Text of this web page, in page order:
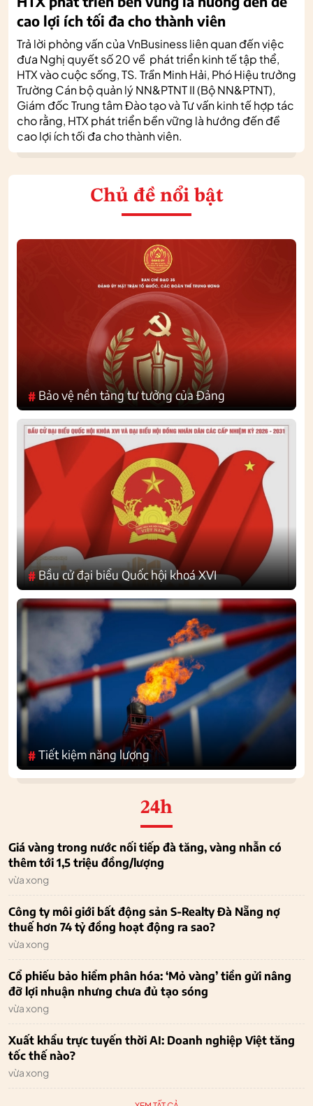
cao lợi ích tối đa cho thành viên
Trả lời phỏng vấn củaVnBusinessliên quan đến việc
đưa Nghị quyết số 20 về phát triển kinh tế tập thể,
HTX vào cuộc sống, TS. Trần Minh Hải, Phó Hiệu trưởng
Trường Cán bộ quản lý NN&PTNT II (Bộ NN&PTNT),
Giám đốc Trung tâm Đào tạo và Tư vấn kinh tế hợp tác
cho rằng, HTX phát triển bền vững là hướng đến đề
cao lợi ích tối đa cho thành viên.
Chủ đề nổi bật
# Bảo vệ nền tảng tư tưởng của Đảng
#Bầu cử đại biểu Quốc hội khoá XVI
#Tiết kiệm năng lượng
24h
Giá vàng trong nước nối tiếp đà tăng, vàng nhẫn có
thêm tới 1,5 triệu đồng/lượng
vừa xong
Công ty môi giới bất động sản S-Realty Đà Nẵng nợ
thuế hơn 74 tỷ đồng hoạt động ra sao?
vừa xong
Cổ phiếu bảo hiểm phân hóa: ‘Mỏ vàng’ tiền gửi nâng
đỡ lợi nhuận nhưng chưa đủ tạo sóng
vừa xong
Xuất khẩu trực tuyến thời AI: Doanh nghiệp Việt tăng
tốc thế nào?
vừa xong